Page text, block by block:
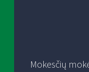
Mokesčių